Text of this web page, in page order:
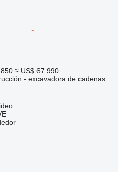
≈ US$ 67.990
- excavadora de cadenas